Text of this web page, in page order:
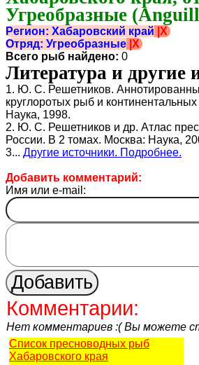
Угреобразные
Регион: Хабаровский край |X
Отряд: Угреобразные |X
Всего рыб найдено: 0
Литература и другие
1. Ю. С. Решетников.
круглоротых рыб и
Наука, 1998.
2. Ю. С. Решетников и др. Атлас
России. В 2 томах. Москва: Наука,
3... Другие источники. Подробнее.
Добавить комментарий:
Имя или e-mail:
Комментарии:
Нет комментариев :( Вы можете
Список пресноводных рыб
Хабаровского края